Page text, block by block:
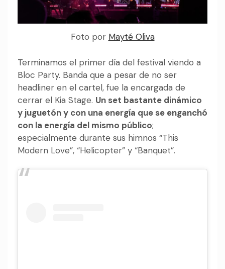
Foto por Mayté Oliva
Terminamos el primer día del festival viendo a
Bloc Party. Banda que a pesar de no ser
headliner en el cartel, fue la encargada de
cerrar el Kia Stage. Un set bastante dinámico
y juguetón y con una energía que se enganchó
con la energía del mismo público;
especialmente durante sus himnos “This
Modern Love”, “Helicopter” y “Banquet”.